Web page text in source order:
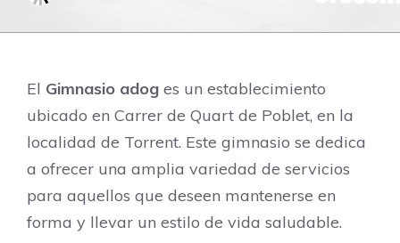
El Gimnasio adog es un establecimiento
ubicado en Carrer de Quart de Poblet, en la
localidad de Torrent. Este gimnasio se dedica
a ofrecer una amplia variedad de servicios
para aquellos que deseen mantenerse en
forma y llevar un estilo de vida saludable.